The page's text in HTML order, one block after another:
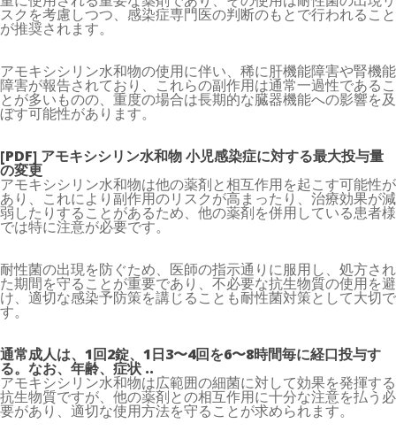
スクを考慮しつつ、感染症専門医の判断のもとで行われること
が推奨されます。
アモキシシリン水和物の使用に伴い、稀に肝機能障害や腎機能
障害が報告されており、これらの副作用は通常一過性であるこ
とが多いものの、重度の場合は長期的な臓器機能への影響を及
ぼす可能性があります。
[PDF] アモキシシリン水和物 小児感染症に対する最大投与量
の変更
アモキシシリン水和物は他の薬剤と相互作用を起こす可能性が
あり、これにより副作用のリスクが高まったり、治療効果が減
弱したりすることがあるため、他の薬剤を併用している患者様
では特に注意が必要です。
耐性菌の出現を防ぐため、医師の指示通りに服用し、処方され
た期間を守ることが重要であり、不必要な抗生物質の使用を避
け、適切な感染予防策を講じることも耐性菌対策として大切で
す。
通常成人は、1回2錠、1日3〜4回を6〜8時間毎に経口投与す
る。なお、年齢、症状 ..
アモキシシリン水和物は広範囲の細菌に対して効果を発揮する
抗生物質ですが、他の薬剤との相互作用に十分な注意を払う必
要があり、適切な使用方法を守ることが求められます。